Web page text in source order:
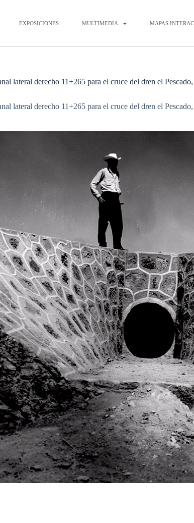
EXPOSICIONES MULTIMEDIA MAPAS
lateral derecho 11+265 para el cruce del dren el
lateral derecho 11+265 para el cruce del dren el